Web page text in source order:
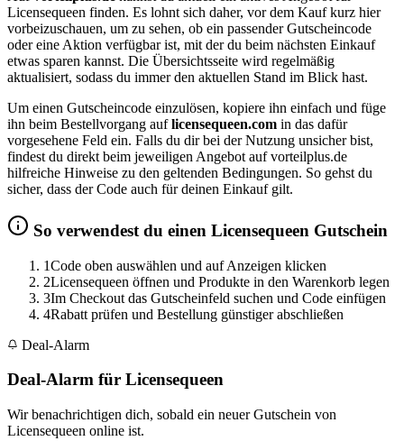
Licensequeen finden. Es lohnt sich daher, vor dem Kauf kurz hier
vorbeizuschauen, um zu sehen, ob ein passender Gutscheincode
oder eine Aktion verfügbar ist, mit der du beim nächsten Einkauf
etwas sparen kannst. Die Übersichtsseite wird regelmäßig
aktualisiert, sodass du immer den aktuellen Stand im Blick hast.
Um einen Gutscheincode einzulösen, kopiere ihn einfach und füge
ihn beim Bestellvorgang auflicensequeen.com in das dafür
vorgesehene Feld ein. Falls du dir bei der Nutzung unsicher bist,
findest du direkt beim jeweiligen Angebot auf vorteilplus.de
hilfreiche Hinweise zu den geltenden Bedingungen. So gehst du
sicher, dass der Code auch für deinen Einkauf gilt.
So verwendest du einen Licensequeen Gutschein
1Code oben auswählen und auf Anzeigen klicken
2Licensequeen öffnen und Produkte in den Warenkorb legen
3Im Checkout das Gutscheinfeld suchen und Code einfügen
4Rabatt prüfen und Bestellung günstiger abschließen
Deal-Alarm
Deal-Alarm für Licensequeen
Wir benachrichtigen dich, sobald ein neuer Gutschein von
Licensequeen online ist.